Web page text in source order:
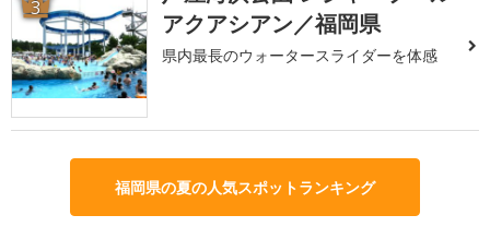
3
アクアシアン／福岡県
県内最長のウォータースライダーを体感
福岡県の夏の人気スポットランキング